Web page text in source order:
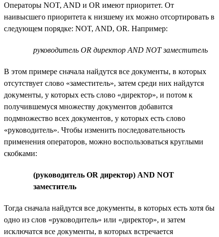
Операторы NOT, AND и OR имеют приоритет. От
наивысшего приоритета к низшему их можно отсортировать в
следующем порядке: NOT, AND, OR. Например:
руководитель OR директор AND NOT заместитель
В этом примере сначала найдутся все документы, в которых
отсутствует слово «заместитель», затем среди них найдутся
документы, у которых есть слово «директор», и потом к
получившемуся множеству документов добавится
подмножество всех документов, у которых есть слово
«руководитель». Чтобы изменить последовательность
применения операторов, можно воспользоваться круглыми
скобками:
(руководитель OR директор) AND NOT
заместитель
Тогда сначала найдутся все документы, в которых есть хотя бы
одно из слов «руководитель» или «директор», и затем
исключатся все документы, в которых встречается